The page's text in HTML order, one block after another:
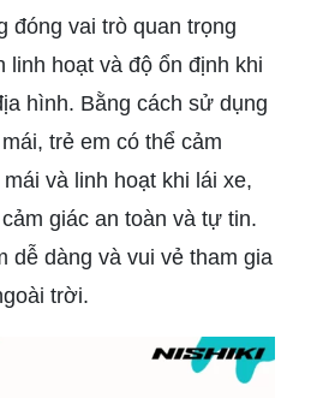
đóng vai trò quan trọng
linh hoạt và độ ổn định khi
hình. Bằng cách sử dụng
trẻ em có thể cảm
và linh hoạt khi lái xe,
giác an toàn và tự tin.
dễ dàng và vui vẻ tham gia
trời.